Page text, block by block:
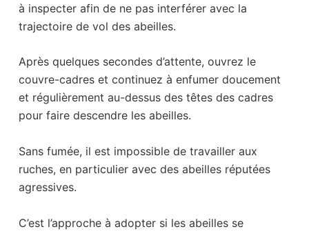
à inspecter afin de ne pas interférer avec la
trajectoire de vol des abeilles.
Après quelques secondes d’attente, ouvrez le
couvre-cadres et continuez à enfumer doucement
et régulièrement au-dessus des têtes des cadres
pour faire descendre les abeilles.
Sans fumée, il est impossible de travailler aux
ruches, en particulier avec des abeilles réputées
agressives.
C’est l’approche à adopter si les abeilles se